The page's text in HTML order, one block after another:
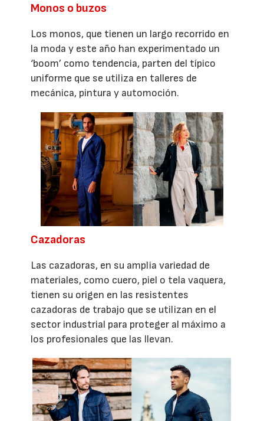
Monos o buzos
Los monos, que tienen un largo recorrido en
la moda y este año han experimentado un
‘boom’ como tendencia, parten del típico
uniforme que se utiliza en talleres de
mecánica, pintura y automoción.
Cazadoras
Las cazadoras, en su amplia variedad de
materiales, como cuero, piel o tela vaquera,
tienen su origen en las resistentes
cazadoras de trabajo que se utilizan en el
sector industrial para proteger al máximo a
los profesionales que las llevan.